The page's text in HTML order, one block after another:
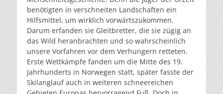
benötigten in verschneiten Landschaften ein
Hilfsmittel, um wirklich vorwärtszukommen.
Darum erfanden sie Gleitbretter, die sie zügig an
das Wild heranbrachten und so wahrscheinlich
unsere Vorfahren vor dem Verhungern retteten.
Erste Wettkämpfe fanden um die Mitte des 19.
Jahrhunderts in Norwegen statt, später fasste der
Skilanglauf auch in weiteren schneereichen